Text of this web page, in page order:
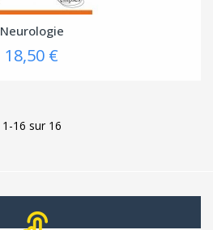
Neurologie
18,50 €
1-16 sur 16